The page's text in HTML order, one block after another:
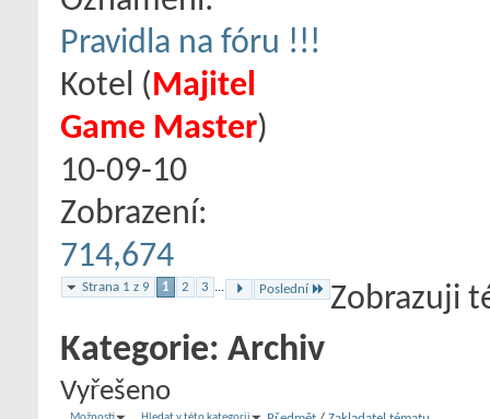
Pravidla na fóru !!!
Kotel ‎(Majitel
Game Master)
10-09-10
Zobrazení:
714,674
Strana 1 z 9 1 2 3 ... Poslední Zobrazuji
Kategorie: Archiv
Vyřešeno